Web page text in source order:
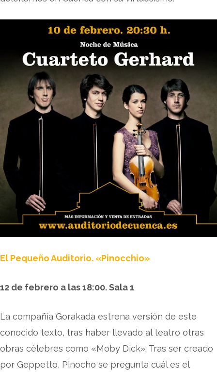
El Pequeño Auditorio. «Pinocchio»
12 de febrero a las 18:00. Sala 1
La compañía Gorakada estrena versión de este
conocido texto, tras haber llevado al teatro otras
obras célebres como «Moby Dick». Tras ser creado
por Geppetto, Pinocho se pregunta cuál es el